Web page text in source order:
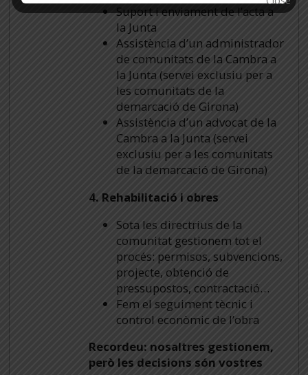
Suport i enviament de l’acta a
la Junta
Assistència d’un administrador
de comunitats de la Cambra a
la Junta (servei exclusiu per a
les comunitats de la
demarcació de Girona)
Assistència d’un advocat de la
Cambra a la Junta (servei
exclusiu per a les comunitats
de la demarcació de Girona)
4. Rehabilitació i obres
Sota les directrius de la
comunitat gestionem tot el
procés: permisos, subvencions,
projecte, obtenció de
pressupostos, contractació…
Fem el seguiment tècnic i
control econòmic de l’obra
Recordeu: nosaltres gestionem,
però les decisions són vostres